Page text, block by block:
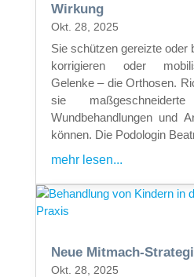
Wirkung
Okt. 28, 2025
Sie schützen gereizte oder
korrigieren oder
Gelenke – die Orthosen.
sie
Wundbehandlungen und
können. Die Podologin
mehr lesen...
Neue Mitmach-
Okt. 28, 2025